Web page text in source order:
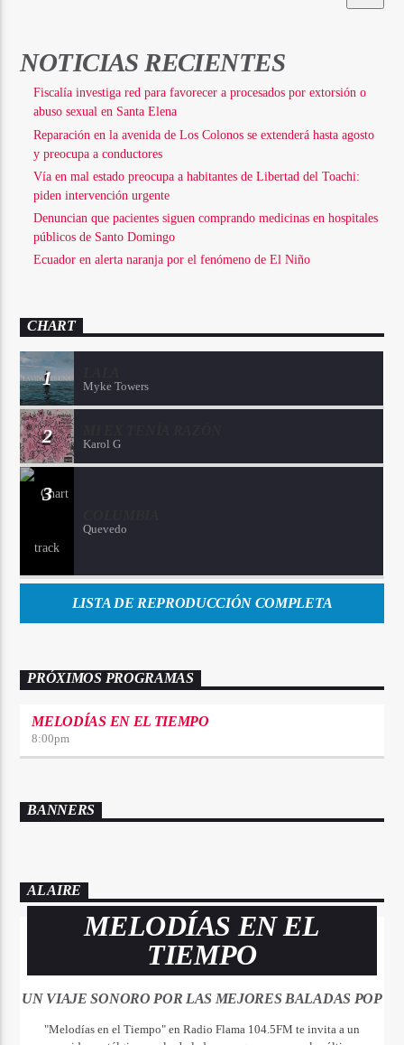
NOTICIAS RECIENTES
Fiscalía investiga red para favorecer a procesados por extorsión o
abuso sexual en Santa Elena
Reparación en la avenida de Los Colonos se extenderá hasta agosto
y preocupa a conductores
Vía en mal estado preocupa a habitantes de Libertad del Toachi:
piden intervención urgente
Denuncian que pacientes siguen comprando medicinas en hospitales
públicos de Santo Domingo
Ecuador en alerta naranja por el fenómeno de El Niño
CHART
1 Myke Towers
2 Karol G
3
Quevedo
LISTA DE REPRODUCCIÓN COMPLETA
PRÓXIMOS PROGRAMAS
MELODÍAS EN EL TIEMPO
8:00pm
BANNERS
AL AIRE
MELODÍAS EN EL
TIEMPO
UN VIAJE SONORO POR LAS MEJORES BALADAS POP
"Melodías en el Tiempo" en Radio Flama 104.5FM te invita a un